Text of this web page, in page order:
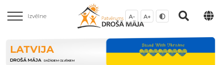
Izvēlne A- A+
LATVIJA
DROŠĀ MĀJA DAŽĀDIEM CILVĒKIEM